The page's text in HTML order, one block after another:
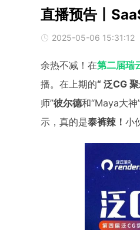
直播预告丨
2025-05-06 15:31:12
余热不减！在第二届瑞
播。在上期的“ 泛CG
师”彼尔德和“Maya大神
示，真的是泰裤辣！ 小